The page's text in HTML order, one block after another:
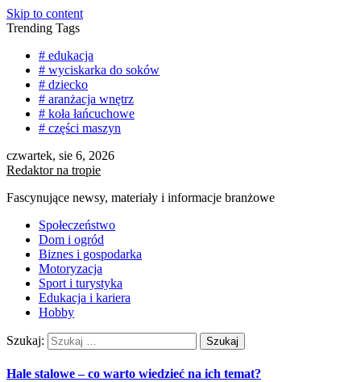
Skip to content
Trending Tags
# edukacja
# wyciskarka do soków
# dziecko
# aranżacja wnętrz
# koła łańcuchowe
# części maszyn
czwartek, sie 6, 2026
Redaktor na tropie
Fascynujące newsy, materiały i informacje branżowe
Społeczeństwo
Dom i ogród
Biznes i gospodarka
Motoryzacja
Sport i turystyka
Edukacja i kariera
Hobby
Szukaj:
Hale stalowe – co warto wiedzieć na ich temat?